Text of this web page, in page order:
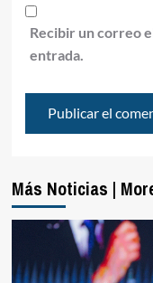
Recibir un correo
entrada.
Más Noticias |